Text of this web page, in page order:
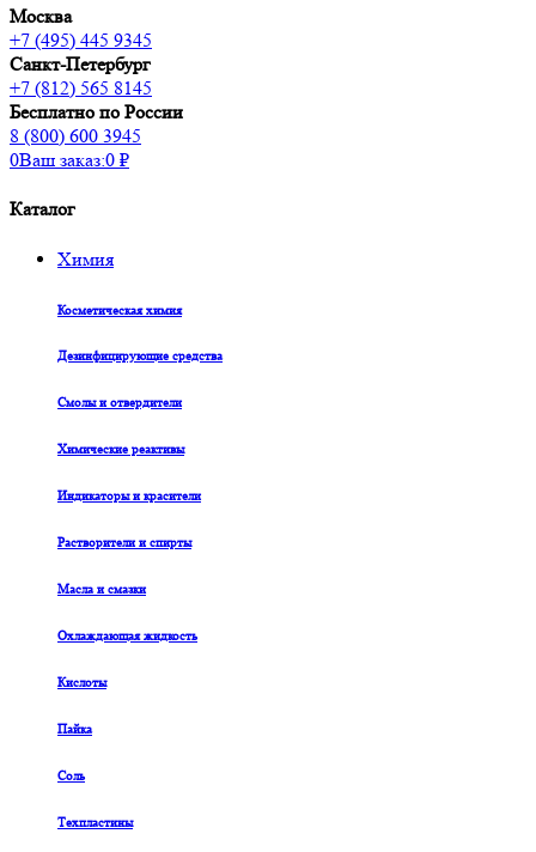
Москва
+7 (495) 445 9345
Санкт-Петербург
+7 (812) 565 8145
Бесплатно по России
8 (800) 600 3945
0Ваш заказ:0 ₽
Каталог
Химия
Косметическая химия
Дезинфицирующие средства
Смолы и отвердители
Химические реактивы
Индикаторы и красители
Растворители и спирты
Масла и смазки
Охлаждающая жидкость
Кислоты
Пайка
Соль
Техпластины